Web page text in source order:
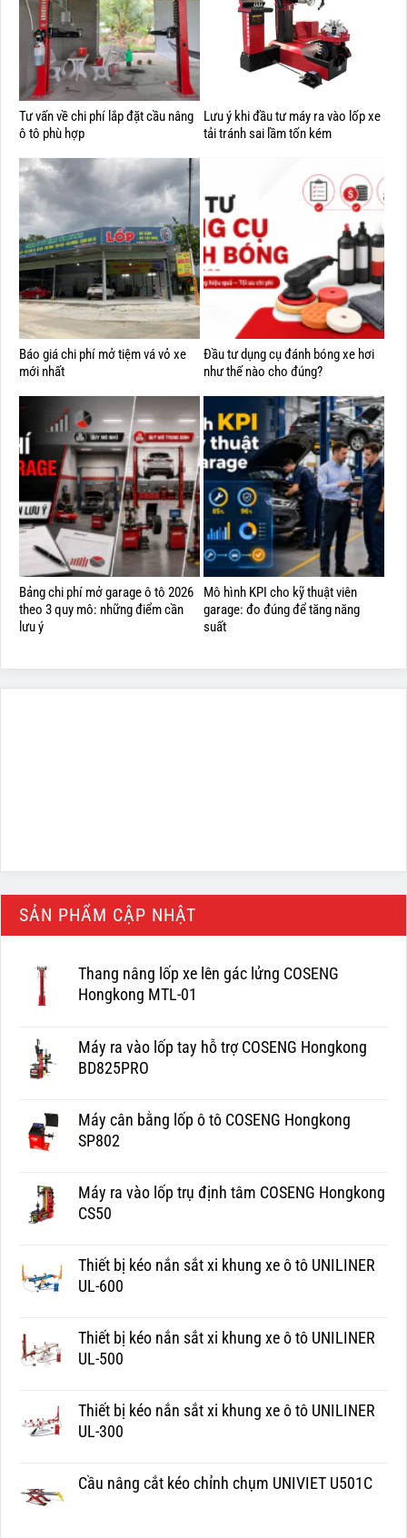
Tư vấn về chi phí lắp đặt cầu nâng
ô tô phù hợp
Lưu ý khi đầu tư máy ra vào lốp xe
tải tránh sai lầm tốn kém
Báo giá chi phí mở tiệm vá vỏ xe
mới nhất
Đầu tư dụng cụ đánh bóng xe hơi
như thế nào cho đúng?
Bảng chi phí mở garage ô tô 2026
theo 3 quy mô: những điểm cần
lưu ý
Mô hình KPI cho kỹ thuật viên
garage: đo đúng để tăng năng
suất
SẢN PHẨM CẬP NHẬT
Thang nâng lốp xe lên gác lửng COSENG
Hongkong MTL-01
Máy ra vào lốp tay hỗ trợ COSENG Hongkong
BD825PRO
Máy cân bằng lốp ô tô COSENG Hongkong
SP802
Máy ra vào lốp trụ định tâm COSENG Hongkong
CS50
Thiết bị kéo nắn sắt xi khung xe ô tô UNILINER
UL-600
Thiết bị kéo nắn sắt xi khung xe ô tô UNILINER
UL-500
Thiết bị kéo nắn sắt xi khung xe ô tô UNILINER
UL-300
Cầu nâng cắt kéo chỉnh chụm UNIVIET U501C